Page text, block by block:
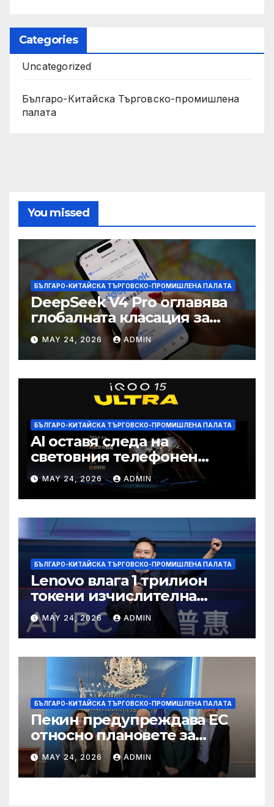
Categories
Uncategorized
Българо-Китайска Търговско-промишлена
палaта
You missed
БЪЛГАРО-КИТАЙСКА ТЪРГОВСКО-ПРОМИШЛЕНА ПАЛAТА
DeepSeek V4 Pro оглавява
глобалната класация за
печалба след 75%
намаление на цената
MAY 24, 2026 ADMIN
БЪЛГАРО-КИТАЙСКА ТЪРГОВСКО-ПРОМИШЛЕНА ПАЛAТА
AI оставя следа на
световния телефонен
пазар
MAY 24, 2026 ADMIN
БЪЛГАРО-КИТАЙСКА ТЪРГОВСКО-ПРОМИШЛЕНА ПАЛAТА
Lenovo влага 1 трилион
токени изчислителна
мощност в AI екосистемата
MAY 24, 2026 ADMIN
БЪЛГАРО-КИТАЙСКА ТЪРГОВСКО-ПРОМИШЛЕНА ПАЛAТА
Пекин предупреждава ЕС
относно плановете за
насочване към китайски
продукти
MAY 24, 2026 ADMIN